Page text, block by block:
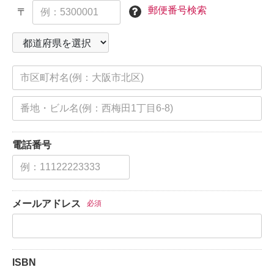
〒 郵便番号検索
電話番号
メールアドレス 必須
ISBN